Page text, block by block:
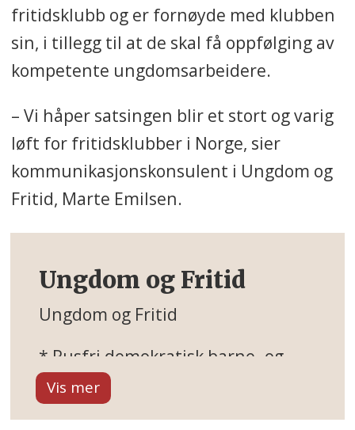
fritidsklubb og er fornøyde med klubben
sin, i tillegg til at de skal få oppfølging av
kompetente ungdomsarbeidere.
– Vi håper satsingen blir et stort og varig
løft for fritidsklubber i Norge, sier
kommunikasjonskonsulent i Ungdom og
Fritid, Marte Emilsen.
Ungdom og Fritid
Ungdom og Fritid
* Rusfri demokratisk barne- og
ungdomsorganisasjon for
deltakere, ansatte og frivillige i